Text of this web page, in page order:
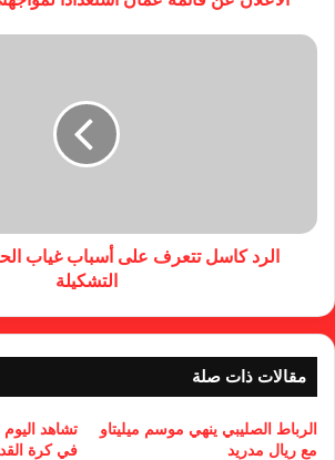
الرد كاسل تتعرف على أسباب غياب
التشكيلة
مقالات ذات صلة
الرباط الصليبي ينهي موسم ميليتاو
مع ريال مدريد
تشاهد اليوم
في كرة